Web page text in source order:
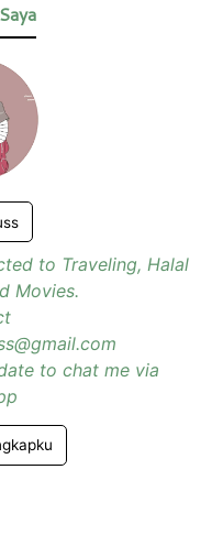
to Traveling, Halal
Movies.
to chat me via